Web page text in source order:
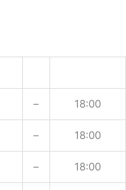
– 18:00
– 18:00
– 18:00